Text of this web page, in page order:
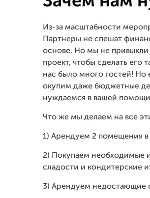
Из-за масштабности
Партнеры не спешат
основе. Но мы не привыкли
проект, чтобы сделать его
нас было много гостей!
окупим даже бюджетные
нуждаемся в вашей
Что же мы делаем на все
1) Арендуем 2 помещения в
2) Покупаем необходимые
сладости и кондитерские
3) Арендуем недостающие